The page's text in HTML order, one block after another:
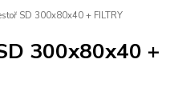
SD 300x80x40 + FILTRY
300x80x40 +